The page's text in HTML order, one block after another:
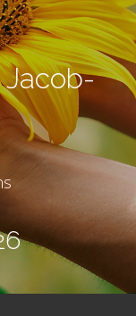
Jacob-